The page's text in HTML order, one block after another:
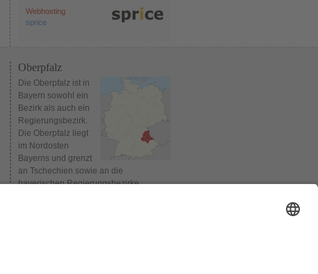
Webhosting
sprice
Oberpfalz
Die Oberpfalz ist in
Bayern sowohl ein
Bezirk als auch ein
Regierungsbezirk.
Die Oberpfalz liegt
im Nordosten
Bayerns und grenzt
an Tschechien sowie an die
bayerischen Regierungsbezirke